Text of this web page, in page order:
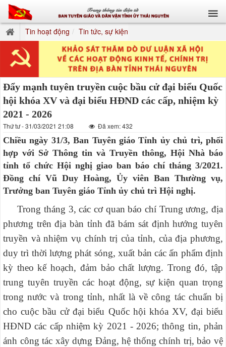
Tin hoạt động Tin tức, sự kiện
Đẩy mạnh tuyên truyền cuộc bầu cử đại biểu Quốc
hội khóa XV và đại biểu HĐND các cấp, nhiệm kỳ
2021 - 2026
Thứ tư - 31/03/2021 21:08 Đã xem: 432
Chiều ngày 31/3, Ban Tuyên giáo Tỉnh ủy chủ trì, phối
hợp với Sở Thông tin và Truyền thông, Hội Nhà báo
tỉnh tổ chức Hội nghị giao ban báo chí tháng 3/2021.
Đồng chí Vũ Duy Hoàng, Ủy viên Ban Thường vụ,
Trưởng ban Tuyên giáo Tỉnh ủy chủ trì Hội nghị.
Trong tháng 3, các cơ quan báo chí Trung ương, địa
phương trên địa bàn tỉnh đã bám sát định hướng tuyên
truyền và nhiệm vụ chính trị của tỉnh, của địa phương,
duy trì thời lượng phát sóng, xuất bản các ấn phẩm định
kỳ theo kế hoạch, đảm bảo chất lượng. Trong đó, tập
trung tuyên truyền các hoạt động, sự kiện quan trọng
trong nước và trong tỉnh, nhất là về công tác chuẩn bị
cho cuộc bầu cử đại biểu Quốc hội khóa XV, đại biểu
HĐND các cấp nhiệm kỳ 2021 - 2026; thông tin, phản
ánh công tác xây dựng Đảng, hệ thống chính trị, bảo vệ